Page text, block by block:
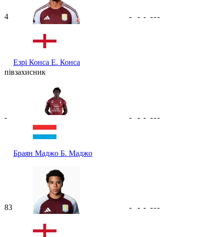
4
Езрі Конса Е. Конса
- - - ---
півзахисник
-
Браян Маджо Б. Маджо
- - - ---
83 - - - ---